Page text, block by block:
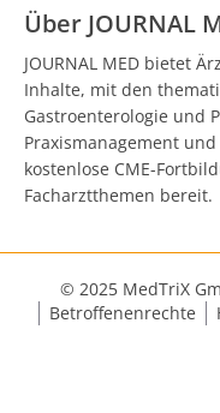
Über JOURNAL
JOURNAL MED bietet
Inhalte, mit den
Gastroenterologie und
Praxismanagement
kostenlose CME-
Facharztthemen bereit.
© 2025 MedTriX
Betroffenenrechte